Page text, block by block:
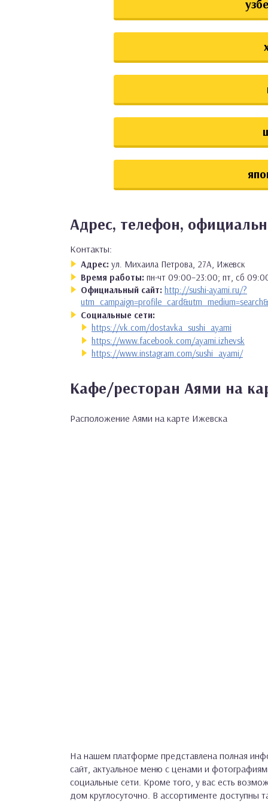
Адрес, телефон,
Контакты:
Адрес: ул. Михаила Петрова, 27А, Ижевск
Время работы: пн-чт 09:00–23:00; пт, сб
Официальный сайт: http://sushi-ayami.ru/?
Социальные сети:
https://vk.com/dostavka_sushi_ayami
https://www.facebook.com/ayami.izhevsk
https://www.instagram.com/sushi_ayami/
Кафе/ресторан Аями на
Расположение Аями на карте Ижевска
На нашем платформе представлена полная
сайт, актуальное меню с ценами и
социальные сети. Кроме того, у вас есть
дом круглосуточно. В ассортименте доступны